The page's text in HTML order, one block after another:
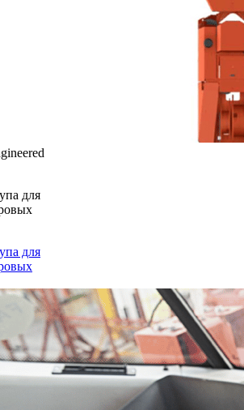
для
для